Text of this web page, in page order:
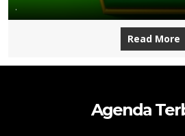
.
Read More
Agenda